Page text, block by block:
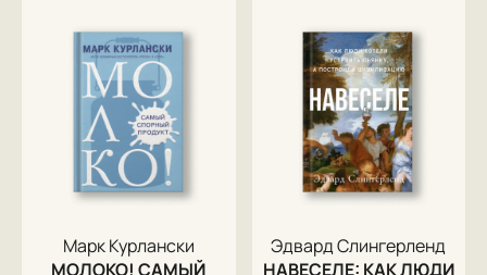
Марк Курлански
МОЛОКО! САМЫЙ
Эдвард Слингерленд
НАВЕСЕЛЕ: КАК ЛЮДИ